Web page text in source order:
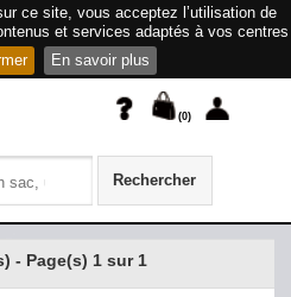
ce site, vous acceptez l’utilisation de
et services adaptés à vos centres
En savoir plus
(0)
Rechercher
- Page(s) 1 sur 1